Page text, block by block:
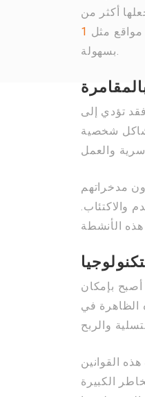
أكثر من
مثل
بسهولة.
تؤدي إلى
شخصية
مدخراتهم
والاكتئاب.
أصبح بإمكان
الظاهرة في
القوانين
الكبيرة